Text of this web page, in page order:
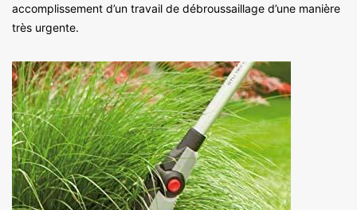
accomplissement d’un travail de débroussaillage d’une manière
très urgente.